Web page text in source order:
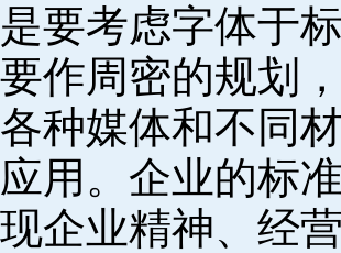
是要考虑字体于
要作周密的规划
各种媒体和不同
应用。企业的标
现企业精神、经